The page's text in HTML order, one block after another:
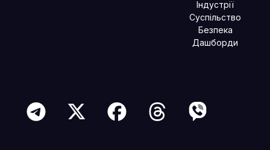
Індустрії
Суспільство
Безпека
Дашборди
Читайте більше в наших соцмережах